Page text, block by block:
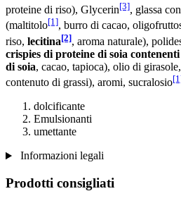
proteine ​​di riso), Glycerin[3], glassa
(maltitolo[1], burro di cacao,
riso, lecitina[2], aroma naturale),
crispies di proteine ​​di soia contenenti
di soia, cacao, tapioca), olio di
contenuto di grassi), aromi, sucralosio
dolcificante
Emulsionanti
umettante
Informazioni legali
Prodotti consigliati